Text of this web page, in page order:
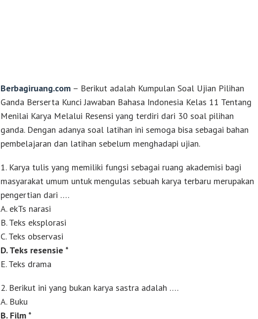
Berbagiruang.com– Berikut adalah Kumpulan Soal Ujian Pilihan
Ganda Berserta Kunci Jawaban Bahasa Indonesia Kelas 11 Tentang
Menilai Karya Melalui Resensi yang terdiri dari 30 soal pilihan
ganda. Dengan adanya soal latihan ini semoga bisa sebagai bahan
pembelajaran dan latihan sebelum menghadapi ujian.
1. Karya tulis yang memiliki fungsi sebagai ruang akademisi bagi
masyarakat umum untuk mengulas sebuah karya terbaru merupakan
pengertian dari ….
A. ekTs narasi
B. Teks eksplorasi
C. Teks observasi
D. Teks resensie *
E. Teks drama
2. Berikut ini yang bukan karya sastra adalah ….
A. Buku
B. Film *